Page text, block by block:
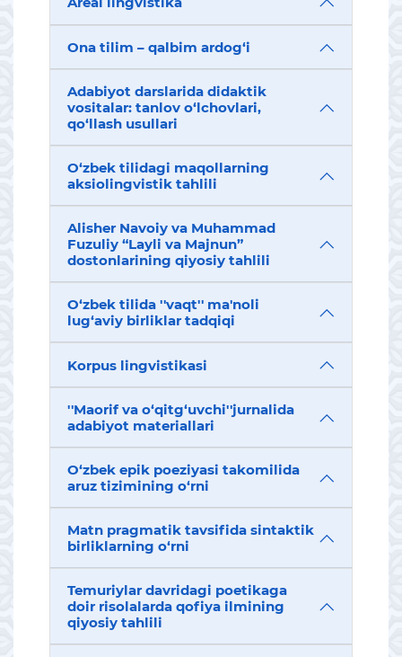
Ona tilim – qalbim ardog‘i
Adabiyot darslarida didaktik
vositalar: tanlov o‘lchovlari,
qo‘llash usullari
O‘zbek tilidagi maqollarning
aksiolingvistik tahlili
Alisher Navoiy va Muhammad
Fuzuliy “Layli va Majnun”
dostonlarining qiyosiy tahlili
O‘zbek tilida ''vaqt'' ma'noli
lug‘aviy birliklar tadqiqi
Korpus lingvistikasi
''Maorif va o‘qitg‘uvchi''jurnalida
adabiyot materiallari
O‘zbek epik poeziyasi takomilida
aruz tizimining o‘rni
Matn pragmatik tavsifida sintaktik
birliklarning o‘rni
Temuriylar davridagi poetikaga
doir risolalarda qofiya ilmining
qiyosiy tahlili